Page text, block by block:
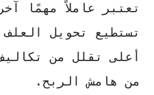
تعتبر عاملاً مهمًا
تستطيع تحويل
أعلى تقلل من
من هامش الربح.